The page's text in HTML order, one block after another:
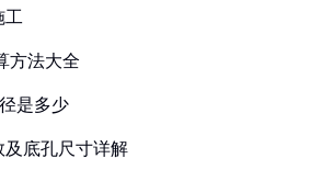
工
方法大全
是多少
及底孔尺寸详解